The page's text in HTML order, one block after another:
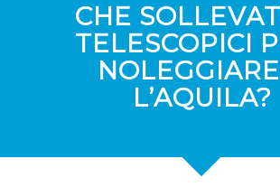
CHE
TELESCOPICI
L’AQUILA?